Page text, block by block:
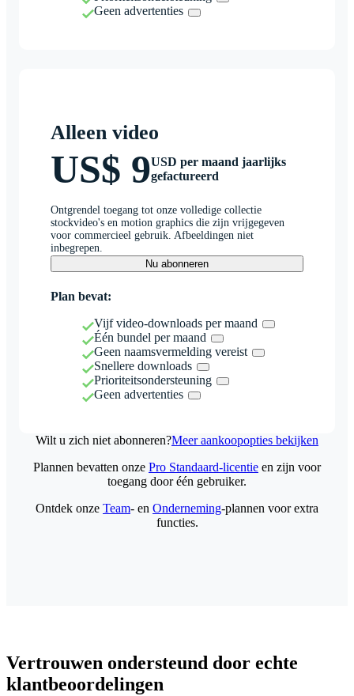
Geen advertenties
Alleen video
US$ 9USD per maand jaarlijks
gefactureerd
Ontgrendel toegang tot onze volledige collectie
stockvideo's en motion graphics die zijn vrijgegeven
voor commercieel gebruik. Afbeeldingen niet
inbegrepen.
Nu abonneren
Plan bevat:
Vijf video-downloads per maand
Één bundel per maand
Geen naamsvermelding vereist
Snellere downloads
Prioriteitsondersteuning
Geen advertenties
Wilt u zich niet abonneren?Meer aankoopopties bekijken
Plannen bevatten onze Pro Standaard-licentie en zijn voor
toegang door één gebruiker.
Ontdek onze Team- en Onderneming-plannen voor extra
functies.
Vertrouwen ondersteund door echte
klantbeoordelingen